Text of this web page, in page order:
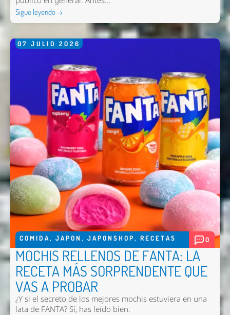
Sigue leyendo →
07 JULIO 2026
COMIDA, JAPON , JAPONSHOP, RECETAS 0
MOCHIS RELLENOS DE FANTA: LA
RECETA MÁS SORPRENDENTE QUE
VAS A PROBAR
¿Y si el secreto de los mejores mochis estuviera en una
lata de FANTA? Sí, has leído bien.
Nombre *
Email *
Comentario *